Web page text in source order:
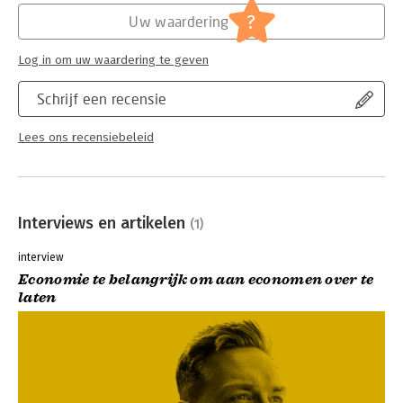
Lees verder
Schrijf een recensie
Lees ons recensiebeleid
Uw waardering ?
Log in om uw waardering te geven
Interviews en artikelen (1)
interview
Economie te belangrijk om aan economen over te
laten